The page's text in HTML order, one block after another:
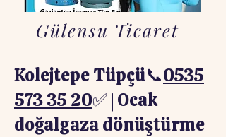
Gülensu Ticaret
Kolejtepe Tüpçü📞0535
573 35 20✅ | Ocak
doğalgaza dönüştürme